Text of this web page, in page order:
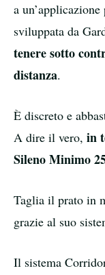
a
sviluppata da
tenere sotto
distanza.
È discreto e
A dire il vero, in
Sileno Minimo
Taglia il prato in
grazie al suo
Il sistema